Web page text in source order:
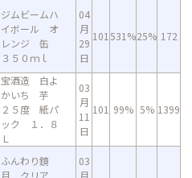
ジムビームハ
イボール オ
レンジ 缶
３５０ｍｌ
04
月
29
日
101 531%25% 172
宝酒造 白よ
かいち 芋
２５度 紙パ
ック １．８
Ｌ
03
月
11
日
101 99% 5% 1399
ふんわり鏡
月 クリア
03
月